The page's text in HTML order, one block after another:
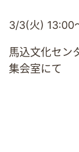
3/3(火) 13:00
馬込文化セン
集会室にて